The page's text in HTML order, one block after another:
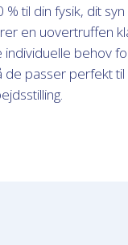
til din fysik, dit
en uovertruffen
individuelle behov
de passer perfekt